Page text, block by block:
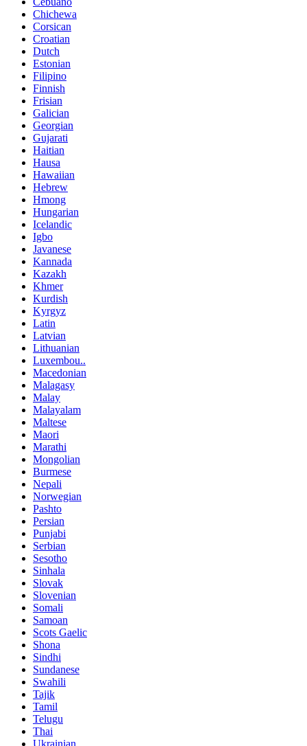
Chichewa
Corsican
Croatian
Dutch
Estonian
Filipino
Finnish
Frisian
Galician
Georgian
Gujarati
Haitian
Hausa
Hawaiian
Hebrew
Hmong
Hungarian
Icelandic
Igbo
Javanese
Kannada
Kazakh
Khmer
Kurdish
Kyrgyz
Latin
Latvian
Lithuanian
Luxembou..
Macedonian
Malagasy
Malay
Malayalam
Maltese
Maori
Marathi
Mongolian
Burmese
Nepali
Norwegian
Pashto
Persian
Punjabi
Serbian
Sesotho
Sinhala
Slovak
Slovenian
Somali
Samoan
Scots Gaelic
Shona
Sindhi
Sundanese
Swahili
Tajik
Tamil
Telugu
Thai